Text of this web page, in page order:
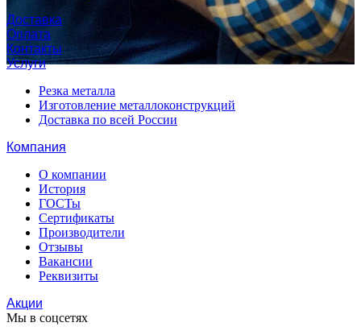
Доставка
Оплата
Контакты
Услуги
Резка металла
Изготовление металлоконструкций
Доставка по всей России
Компания
О компании
История
ГОСТы
Сертификаты
Производители
Отзывы
Вакансии
Реквизиты
Акции
Мы в соцсетях